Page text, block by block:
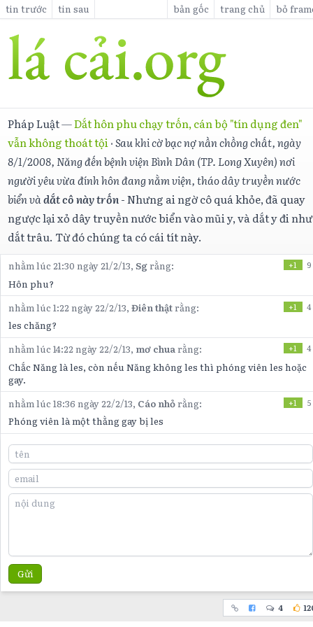
tin trước tin sau bản gốc trang chủ bỏ
Pháp Luật—Dắt hôn phu chạy trốn, cán bộ "tín dụng đen"
vẫn không thoát tội ·Sau khi cờ bạc nợ nần chồng chất, ngày
8/1/2008, Năng đến bệnh viện Bình Dân (TP. Long Xuyên) nơi
người yêu vừa đính hôn đang nằm viện, tháo dây truyền nước
biển vàdắt cô này trốn- Nhưng ai ngờ cô quá khỏe, đã quay
ngược lại xỏ dây truyền nước biển vào mũi y, và dắt y đi như
dắt trâu. Từ đó chúng ta có cái tít này.
nhằm lúc 21:30 ngày 21/2/13,Sgrằng: +1 9
Hôn phu?
nhằm lúc 1:22 ngày 22/2/13,Điên thậtrằng: +1 4
les chăng?
nhằm lúc 14:22 ngày 22/2/13, mơ chuarằng: +1 4
Chắc Năng là les, còn nếu Năng không les thì phóng viên les hoặc
gay.
nhằm lúc 18:36 ngày 22/2/13, Cáo nhỏrằng: +1 5
Phóng viên là một thằng gay bị les
Gửi
4